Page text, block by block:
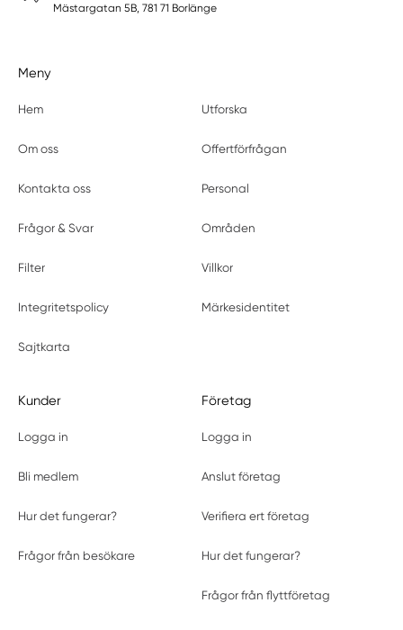
Mästargatan 5B, 781 71 Borlänge
Meny
Hem Utforska
Om oss Offertförfrågan
Kontakta oss Personal
Frågor & Svar Områden
Filter Villkor
Integritetspolicy Märkesidentitet
Sajtkarta
Kunder
Logga in
Bli medlem
Hur det fungerar?
Frågor från besökare
Företag
Logga in
Anslut företag
Verifiera ert företag
Hur det fungerar?
Frågor från flyttföretag